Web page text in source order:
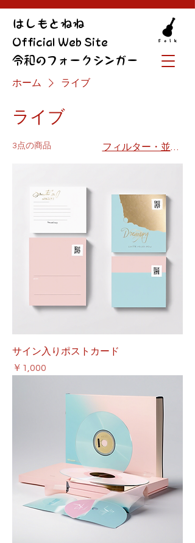
令和のフォークシンガー
​はしもとねね
Official Web Site
ホーム ライブ
ライブ
3点の商品 フィルター・並び替え
サイン入りポストカード
価格
￥1,000